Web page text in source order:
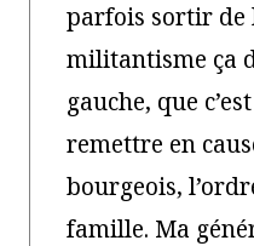
parfois sortir de
militantisme ça
gauche, que
remettre en
bourgeois,
famille. Ma